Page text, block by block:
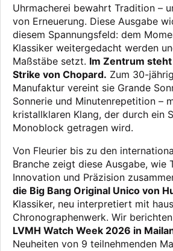
Uhrmacherei bewahrt Tradition –
von Erneuerung. Diese Ausgabe
diesem Spannungsfeld: dem
Klassiker weitergedacht werden
Maßstäbe setzt. Im Zentrum steht
Strike von Chopard. Zum 30-
Manufaktur vereint sie Grande
Sonnerie und Minutenrepetition –
kristallklaren Klang, der durch ein
Monoblock getragen wird.
Von Fleurier bis zu den
Branche zeigt diese Ausgabe, wie
Innovation und Präzision
die Big Bang Original Unico von
Klassiker, neu interpretiert mit
Chronographenwerk. Wir
LVMH Watch Week 2026 in
Neuheiten von 9 teilnehmenden